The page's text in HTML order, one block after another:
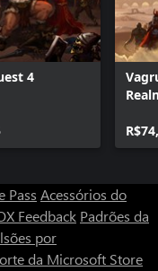
4
Pass Acessórios do
Feedback Padrões da
por
da Microsoft Store